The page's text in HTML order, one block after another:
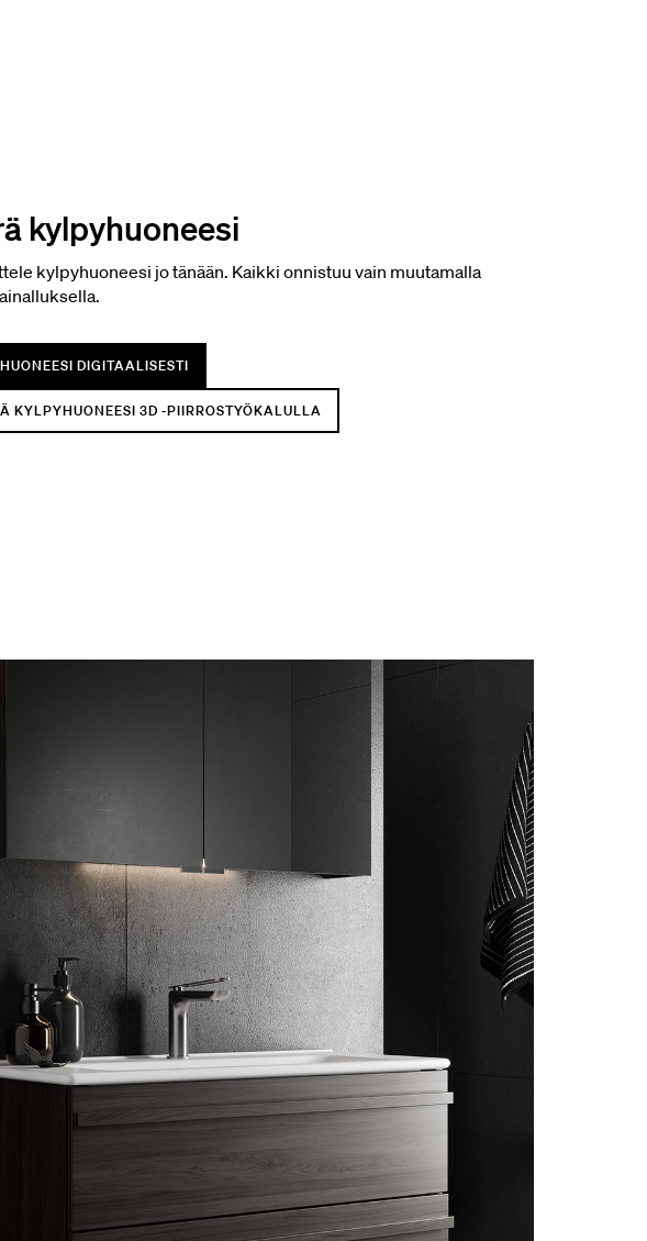
kylpyhuoneesi
kylpyhuoneesi jo tänään. Kaikki onnistuu vain muutamalla
DIGITAALISESTI
KYLPYHUONEESI 3D -PIIRROSTYÖKALULLA